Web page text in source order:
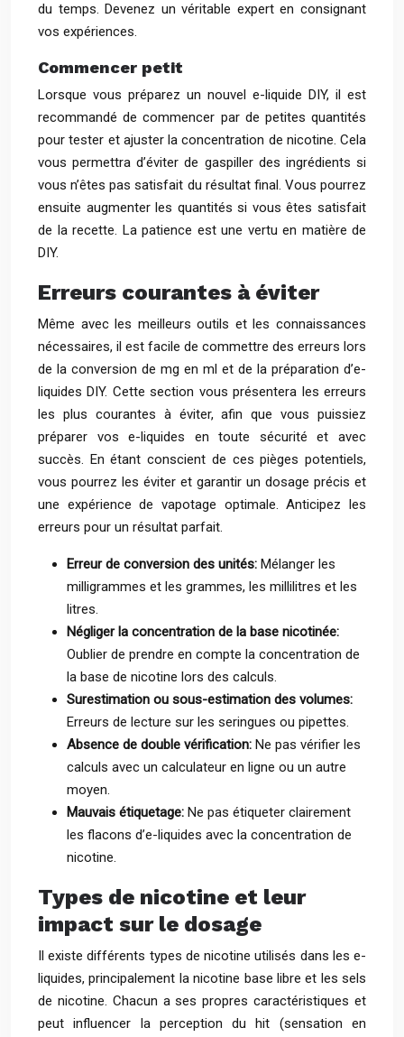
du temps. Devenez un véritable expert en consignant
vos expériences.
Commencer petit
Lorsque vous préparez un nouvel e-liquide DIY, il est
recommandé de commencer par de petites quantités
pour tester et ajuster la concentration de nicotine. Cela
vous permettra d’éviter de gaspiller des ingrédients si
vous n’êtes pas satisfait du résultat final. Vous pourrez
ensuite augmenter les quantités si vous êtes satisfait
de la recette. La patience est une vertu en matière de
DIY.
Erreurs courantes à éviter
Même avec les meilleurs outils et les connaissances
nécessaires, il est facile de commettre des erreurs lors
de la conversion de mg en ml et de la préparation d’e-
liquides DIY. Cette section vous présentera les erreurs
les plus courantes à éviter, afin que vous puissiez
préparer vos e-liquides en toute sécurité et avec
succès. En étant conscient de ces pièges potentiels,
vous pourrez les éviter et garantir un dosage précis et
une expérience de vapotage optimale. Anticipez les
erreurs pour un résultat parfait.
Erreur de conversion des unités: Mélanger les
milligrammes et les grammes, les millilitres et les
litres.
Négliger la concentration de la base nicotinée:
Oublier de prendre en compte la concentration de
la base de nicotine lors des calculs.
Surestimation ou sous-estimation des volumes:
Erreurs de lecture sur les seringues ou pipettes.
Absence de double vérification: Ne pas vérifier les
calculs avec un calculateur en ligne ou un autre
moyen.
Mauvais étiquetage: Ne pas étiqueter clairement
les flacons d’e-liquides avec la concentration de
nicotine.
Types de nicotine et leur
impact sur le dosage
Il existe différents types de nicotine utilisés dans les e-
liquides, principalement la nicotine base libre et les sels
de nicotine. Chacun a ses propres caractéristiques et
peut influencer la perception du hit (sensation en